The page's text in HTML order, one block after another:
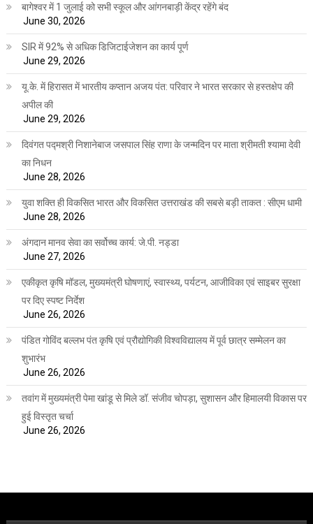
बागेश्वर में 1 जुलाई को सभी स्कूल और आंगनबाड़ी केंद्र रहेंगे बंद
June 30, 2026
SIR में 92% से अधिक डिजिटाईजेशन का कार्य पूर्ण
June 29, 2026
यू.के. में हिरासत में भारतीय कप्तान अजय पंत: परिवार ने भारत सरकार से हस्तक्षेप की
अपील की
June 29, 2026
दिवंगत पद्मश्री निशानेबाज जसपाल सिंह राणा के जन्मदिन पर माता श्रीमती श्यामा देवी
का निधन
June 28, 2026
युवा शक्ति ही विकसित भारत और विकसित उत्तराखंड की सबसे बड़ी ताकत : सीएम धामी
June 28, 2026
अंगदान मानव सेवा का सर्वोच्च कार्य: जे.पी. नड्डा
June 27, 2026
एकीकृत कृषि मॉडल, मुख्यमंत्री घोषणाएं, स्वास्थ्य, पर्यटन, आजीविका एवं साइबर सुरक्षा
पर दिए स्पष्ट निर्देश
June 26, 2026
पंडित गोविंद बल्लभ पंत कृषि एवं प्रौद्योगिकी विश्वविद्यालय में पूर्व छात्र सम्मेलन का
शुभारंभ
June 26, 2026
तवांग में मुख्यमंत्री पेमा खांडू से मिले डॉ. संजीव चोपड़ा, सुशासन और हिमालयी विकास पर
हुई विस्तृत चर्चा
June 26, 2026